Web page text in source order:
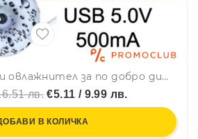
USB плаващ мини овлажнител за по добро дишане 5V 500MA
лв. €5.11 / 9.99 лв.
В КОЛИЧКА